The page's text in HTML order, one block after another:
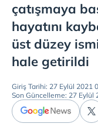
çatışmaya
hayatını
üst düzey
hale getirildi
Giriş Tarihi: 27 Eylül 2021
Son Güncelleme: 27 Eylül